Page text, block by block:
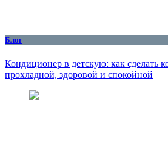
Блог
Кондиционер в детскую: как сделать
прохладной, здоровой и спокойной